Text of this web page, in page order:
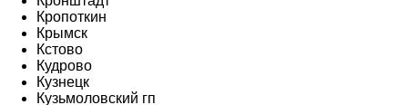
Кропоткин
Крымск
Кстово
Кудрово
Кузнецк
Кузьмоловский гп